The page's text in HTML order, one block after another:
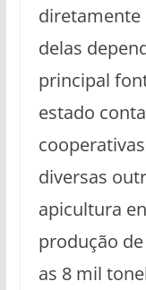
diretamente
delas
principal
estado
diversas
apicultura
produção
as 8 mil